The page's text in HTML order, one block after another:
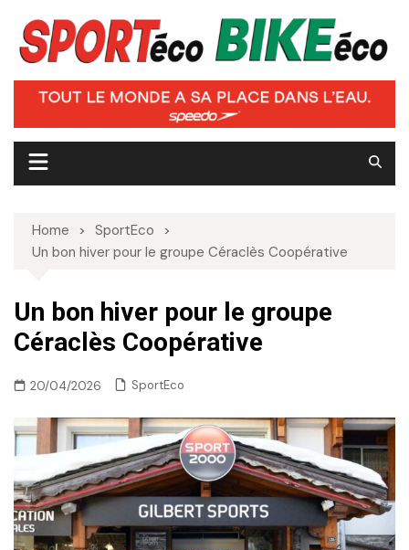
content
Home
SportEco
Un bon hiver pour le groupe Céraclès Coopérative
Un bon hiver pour le groupe
Céraclès Coopérative
20/04/2026 SportEco